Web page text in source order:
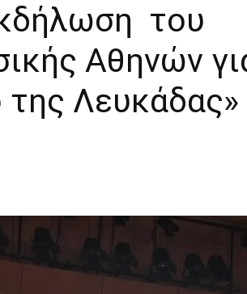
του
Αθηνών
της Λευκάδας»